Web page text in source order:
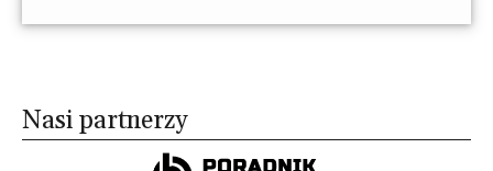
Nasi partnerzy